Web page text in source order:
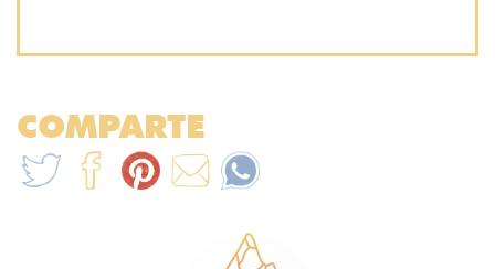
COMPARTE